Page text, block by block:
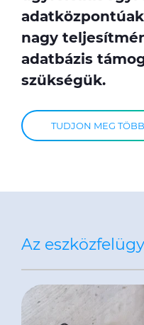
nagy
adatbázis
szükségük.
TUDJON MEG
Az